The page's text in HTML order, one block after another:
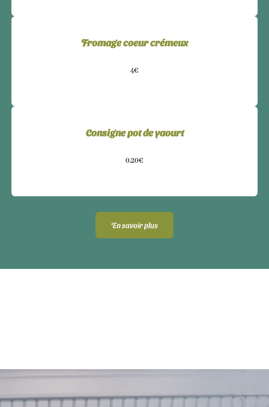
Fromage coeur crémeux
4€
Consigne pot de yaourt
0,20€
En savoir plus